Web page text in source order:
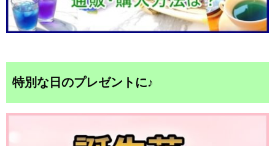
特別な日のプレゼントに♪